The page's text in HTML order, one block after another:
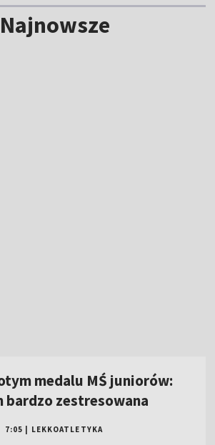
Najnowsze
Multi1Liga! Oglądaj transmisję sobotnich
meczów 3. kolejki!